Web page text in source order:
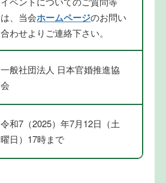
は、当会ホームページのお問い
合わせよりご連絡下さい。
一般社団法人 日本官婚推進協
会
令和7（2025）年7月12日（土
曜日）17時まで